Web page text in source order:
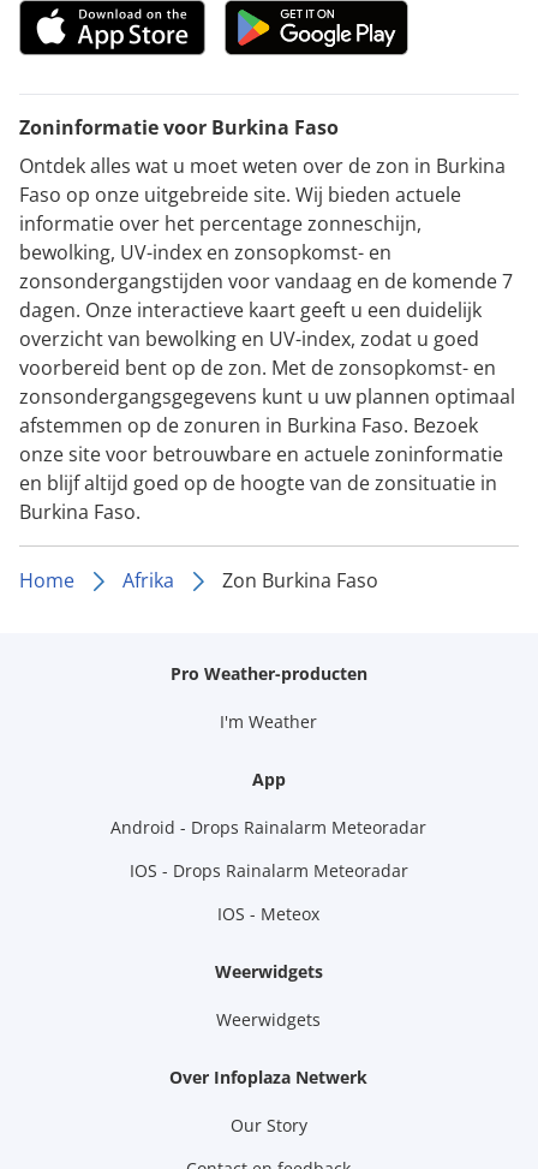
Zoninformatie voor Burkina Faso
Ontdek alles wat u moet weten over de zon in Burkina
Faso op onze uitgebreide site. Wij bieden actuele
informatie over het percentage zonneschijn,
bewolking, UV-index en zonsopkomst- en
zonsondergangstijden voor vandaag en de komende 7
dagen. Onze interactieve kaart geeft u een duidelijk
overzicht van bewolking en UV-index, zodat u goed
voorbereid bent op de zon. Met de zonsopkomst- en
zonsondergangsgegevens kunt u uw plannen optimaal
afstemmen op de zonuren in Burkina Faso. Bezoek
onze site voor betrouwbare en actuele zoninformatie
en blijf altijd goed op de hoogte van de zonsituatie in
Burkina Faso.
Home Afrika Zon Burkina Faso
Pro Weather-producten
I'm Weather
App
Android - Drops Rainalarm Meteoradar
IOS - Drops Rainalarm Meteoradar
IOS - Meteox
Weerwidgets
Weerwidgets
Over Infoplaza Netwerk
Our Story